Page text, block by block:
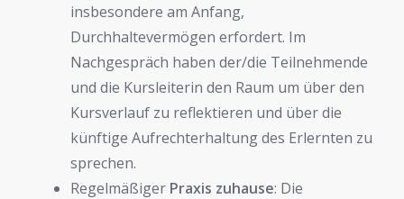
insbesondere am Anfang,
Durchhaltevermögen erfordert. Im
Nachgespräch haben der/die Teilnehmende
und die Kursleiterin den Raum um über den
Kursverlauf zu reflektieren und über die
künftige Aufrechterhaltung des Erlernten zu
sprechen.
Regelmäßiger Praxis zuhause: Die